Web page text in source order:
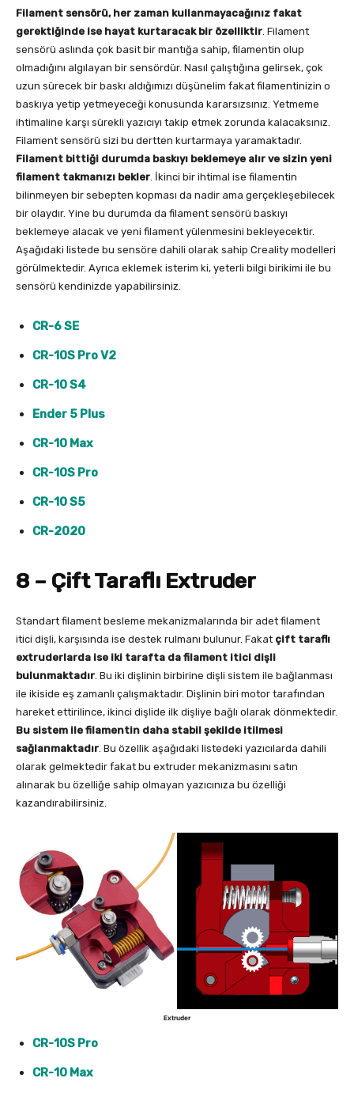
Filament sensörü, her zaman kullanmayacağınız fakat
gerektiğinde ise hayat kurtaracak bir özelliktir. Filament
sensörü aslında çok basit bir mantığa sahip, filamentin olup
olmadığını algılayan bir sensördür. Nasıl çalıştığına gelirsek, çok
uzun sürecek bir baskı aldığımızı düşünelim fakat filamentinizin o
baskıya yetip yetmeyeceği konusunda kararsızsınız. Yetmeme
ihtimaline karşı sürekli yazıcıyı takip etmek zorunda kalacaksınız.
Filament sensörü sizi bu dertten kurtarmaya yaramaktadır.
Filament bittiği durumda baskıyı beklemeye alır ve sizin yeni
filament takmanızı bekler. İkinci bir ihtimal ise filamentin
bilinmeyen bir sebepten kopması da nadir ama gerçekleşebilecek
bir olaydır. Yine bu durumda da filament sensörü baskıyı
beklemeye alacak ve yeni filament yülenmesini bekleyecektir.
Aşağıdaki listede bu sensöre dahili olarak sahip Creality modelleri
görülmektedir. Ayrıca eklemek isterim ki, yeterli bilgi birikimi ile bu
sensörü kendinizde yapabilirsiniz.
CR-6 SE
CR-10S Pro V2
CR-10 S4
Ender 5 Plus
CR-10 Max
CR-10S Pro
CR-10 S5
CR-2020
8 – Çift Taraflı Extruder
Standart filament besleme mekanizmalarında bir adet filament
itici dişli, karşısında ise destek rulmanı bulunur. Fakat çift taraflı
extruderlarda ise iki tarafta da filament itici dişli
bulunmaktadır. Bu iki dişlinin birbirine dişli sistem ile bağlanması
ile ikiside eş zamanlı çalışmaktadır. Dişlinin biri motor tarafından
hareket ettirilince, ikinci dişlide ilk dişliye bağlı olarak dönmektedir.
Bu sistem ile filamentin daha stabil şekilde itilmesi
sağlanmaktadır. Bu özellik aşağıdaki listedeki yazıcılarda dahili
olarak gelmektedir fakat bu extruder mekanizmasını satın
alınarak bu özelliğe sahip olmayan yazıcınıza bu özelliği
kazandırabilirsiniz.
Extruder
CR-10S Pro
CR-10 Max